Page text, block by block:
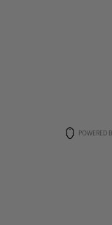
POWERED